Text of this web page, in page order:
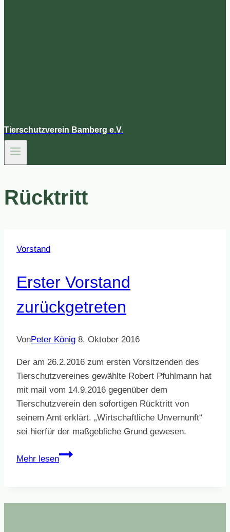
Tierschutzverein Bamberg e.V.
Rücktritt
Vorstand
Erster Vorstand
zurückgetreten
VonPeter König 8. Oktober 2016
Der am 26.2.2016 zum ersten Vorsitzenden des
Tierschutzvereines gewählte Robert Pfuhlmann hat
mit mail vom 14.9.2016 gegenüber dem
Tierschutzverein den sofortigen Rücktritt von
seinem Amt erklärt. „Wirtschaftliche Unvernunft“
sei hierfür der maßgebliche Grund gewesen.
Mehr lesen
Erster